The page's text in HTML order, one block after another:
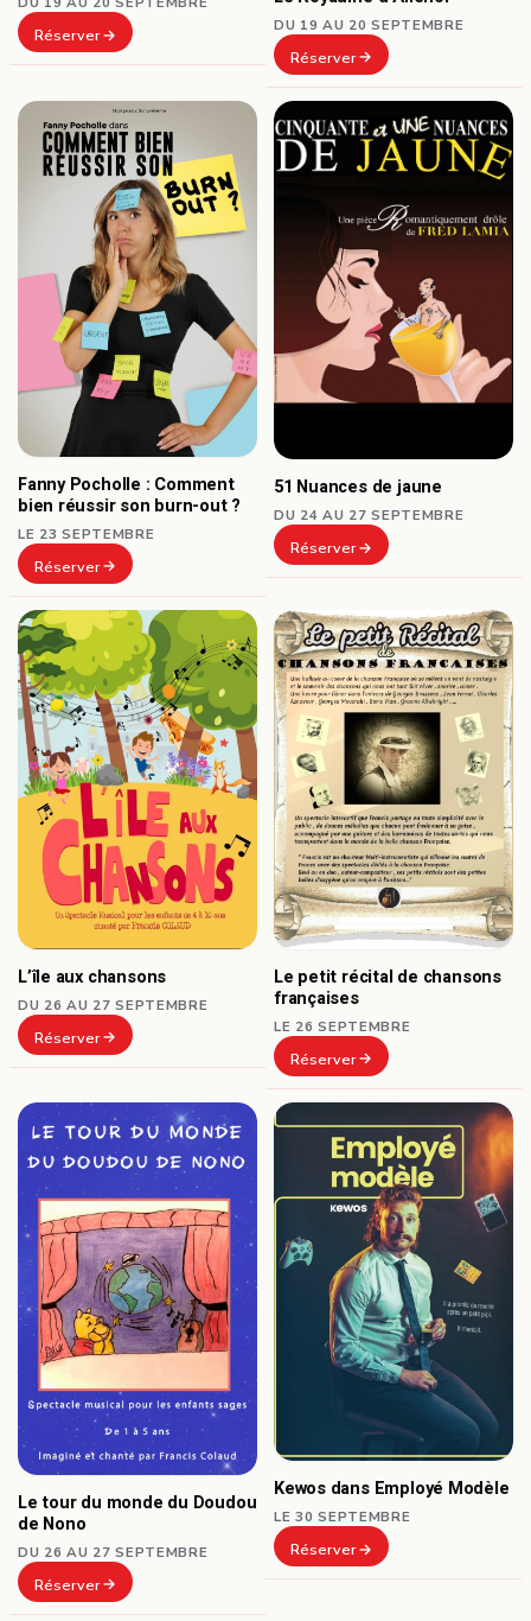
Réserver
DU 19 AU 20 SEPTEMBRE
Réserver
Fanny Pocholle : Comment
bien réussir son burn-out ?
LE 23 SEPTEMBRE
Réserver
51 Nuances de jaune
DU 24 AU 27 SEPTEMBRE
Réserver
L’île aux chansons
DU 26 AU 27 SEPTEMBRE
Réserver
Le petit récital de chansons
françaises
LE 26 SEPTEMBRE
Réserver
Le tour du monde du Doudou
de Nono
DU 26 AU 27 SEPTEMBRE
Réserver
Kewos dans Employé Modèle
LE 30 SEPTEMBRE
Réserver